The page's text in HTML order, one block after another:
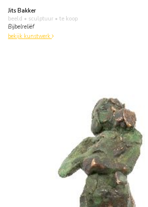
Jits Bakker
beeld • sculptuur • te koop
Bijbelreliëf
bekijk kunstwerk